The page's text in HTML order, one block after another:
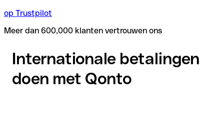
op Trustpilot
Meer dan 600,000 klanten vertrouwen ons
Internationale betalingen
doen met Qonto